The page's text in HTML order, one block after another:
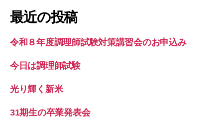
象:
最近の投稿
令和８年度調理師試験対策講習会のお申込み
今日は調理師試験
光り輝く新米
31期生の卒業発表会